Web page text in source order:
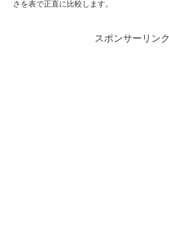
さを表で正直に比較します。
スポンサーリンク